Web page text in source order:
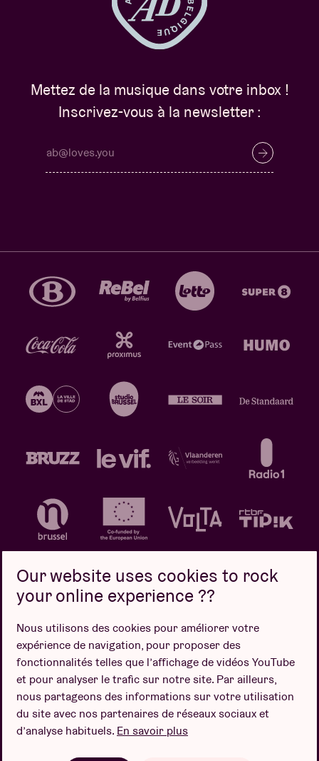
Mettez de la musique dans votre inbox !
Inscrivez-vous à la newsletter :
Politique de confidentialité
Politique de cookies
Conditions de vente
Design par
Our website uses cookies to rock
your online experience ??
Nous utilisons des cookies pour améliorer votre
expérience de navigation, pour proposer des
fonctionnalités telles que l’affichage de vidéos YouTube
et pour analyser le trafic sur notre site. Par ailleurs,
nous partageons des informations sur votre utilisation
du site avec nos partenaires de réseaux sociaux et
d’analyse habituels. En savoir plus